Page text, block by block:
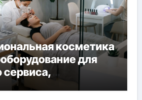
косметика
для
сервиса,
ресниц и